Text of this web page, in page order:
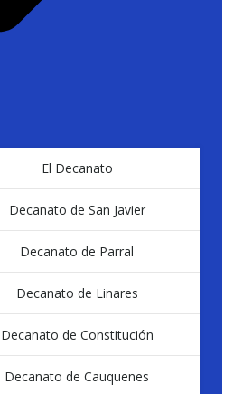
El Decanato
Decanato de San Javier
Decanato de Parral
Decanato de Linares
Decanato de Constitución
Decanato de Cauquenes